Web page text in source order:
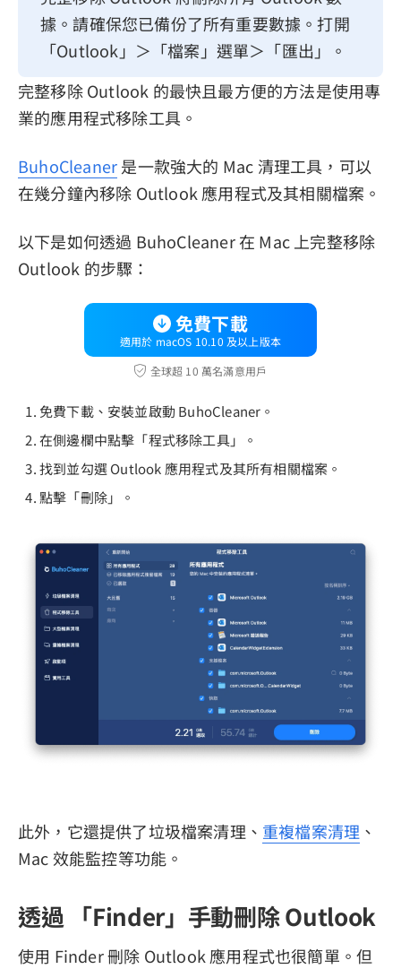
據。請確保您已備份了所有重要數據。打開
「Outlook」＞「檔案」選單＞「匯出」。
完整移除 Outlook 的最快且最方便的方法是使用專
業的應用程式移除工具。
BuhoCleaner是一款強大的 Mac 清理工具，可以
在幾分鐘內移除 Outlook 應用程式及其相關檔案。
以下是如何透過 BuhoCleaner 在 Mac 上完整移除
Outlook 的步驟：
免費下載
適用於 macOS 10.10 及以上版本
全球超 10 萬名滿意用戶
免費下載、安裝並啟動 BuhoCleaner。
在側邊欄中點擊「程式移除工具」。
找到並勾選 Outlook 應用程式及其所有相關檔案。
點擊「刪除」。
此外，它還提供了垃圾檔案清理、 重複檔案清理 、
Mac 效能監控等功能。
透過 「Finder」手動刪除 Outlook
使用 Finder 刪除 Outlook 應用程式也很簡單。但